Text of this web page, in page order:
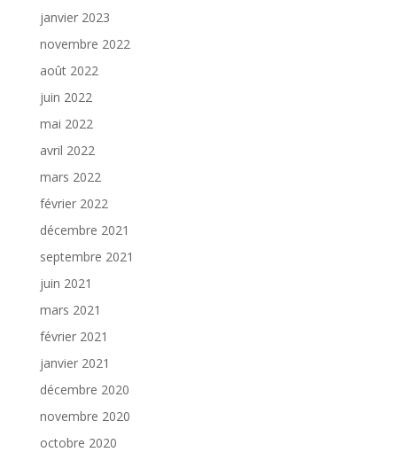
janvier 2023
novembre 2022
août 2022
juin 2022
mai 2022
avril 2022
mars 2022
février 2022
décembre 2021
septembre 2021
juin 2021
mars 2021
février 2021
janvier 2021
décembre 2020
novembre 2020
octobre 2020